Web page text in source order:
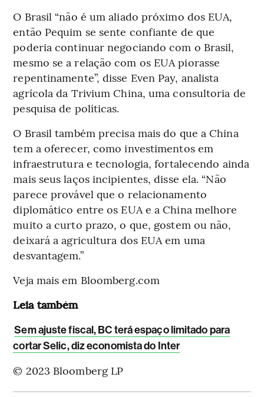
O Brasil “não é um aliado próximo dos EUA,
então Pequim se sente confiante de que
poderia continuar negociando com o Brasil,
mesmo se a relação com os EUA piorasse
repentinamente”, disse Even Pay, analista
agrícola da Trivium China, uma consultoria de
pesquisa de políticas.
O Brasil também precisa mais do que a China
tem a oferecer, como investimentos em
infraestrutura e tecnologia, fortalecendo ainda
mais seus laços incipientes, disse ela. “Não
parece provável que o relacionamento
diplomático entre os EUA e a China melhore
muito a curto prazo, o que, gostem ou não,
deixará a agricultura dos EUA em uma
desvantagem.”
Veja mais em Bloomberg.com
Leia também
Sem ajuste fiscal, BC terá espaço limitado para
cortar Selic, diz economista do Inter
© 2023 Bloomberg LP